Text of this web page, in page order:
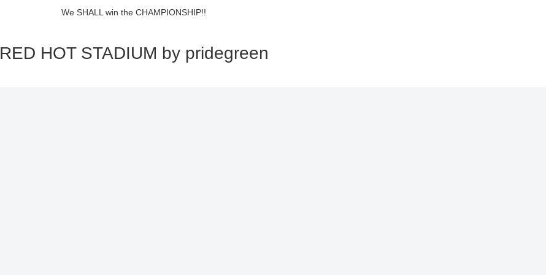
We SHALL win the CHAMPIONSHIP!!
RED HOT STADIUM by pridegreen